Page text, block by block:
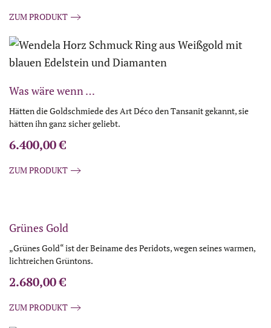
ZUM PRODUKT
Was wäre wenn …
Hätten die Goldschmiede des Art Déco den Tansanit gekannt, sie
hätten ihn ganz sicher geliebt.
6.400,00€
ZUM PRODUKT
Grünes Gold
„Grünes Gold“ ist der Beiname des Peridots, wegen seines warmen,
lichtreichen Grüntons.
2.680,00€
ZUM PRODUKT